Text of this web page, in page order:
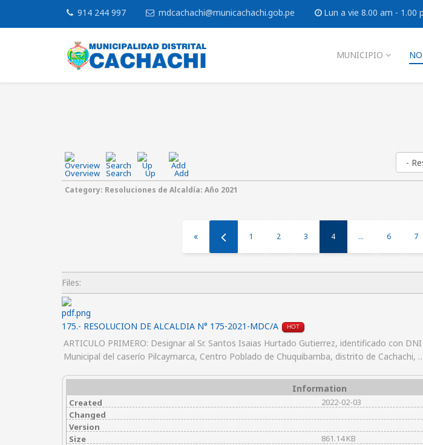
914 244 997 mdcachachi@municachachi.gob.pe Lun a vie 8.00 am - 1.00
MUNICIPIO
Overview Search Up Add
Category: Resoluciones de Alcaldía: Año 2021
1 2 3 4 ... 6 7
Files:
175.- RESOLUCION DE ALCALDIA N° 175-2021-MDC/A HOT
ARTICULO PRIMERO: Designar al Sr. Santos Isaias Hurtado Gutierrez, identificado con
Municipal del caserío Pilcaymarca, Centro Poblado de Chuquibamba, distrito de Cachachi,
Information
Created
2022-02-03
Changed
Version
Size
861.14 KB